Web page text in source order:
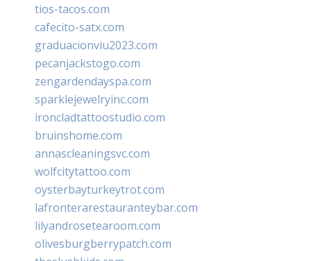
tios-tacos.com
cafecito-satx.com
graduacionviu2023.com
pecanjackstogo.com
zengardendayspa.com
sparklejewelryinc.com
ironcladtattoostudio.com
bruinshome.com
annascleaningsvc.com
wolfcitytattoo.com
oysterbayturkeytrot.com
lafronterarestauranteybar.com
lilyandrosetearoom.com
olivesburgberrypatch.com